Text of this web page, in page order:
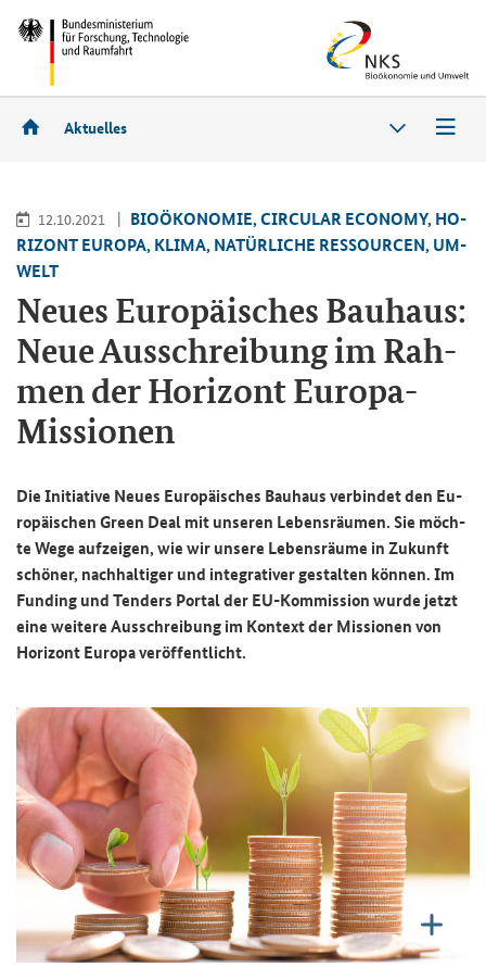
Aktuelles
12.10.2021
BIO­ÖKO­NO­MIE, CIR­CU­LAR ECO­NO­MY, HO­
RI­ZONT EU­RO­PA, KLIMA, NA­TÜR­LI­CHE RES­SOUR­CEN, UM­
WELT
Neues Eu­ro­päi­sches Bau­haus:
Neue Aus­schrei­bung im Rah­
men der Ho­ri­zont Europa-​
Missionen
Die In­itia­ti­ve Neues Eu­ro­päi­sches Bau­haus ver­bin­det den Eu­
ro­päi­schenGreen Dealmit un­se­ren Le­bens­räu­men. Sie möch­
te Wege auf­zei­gen, wie wir un­se­re Le­bens­räu­me in Zu­kunft
schö­ner, nach­hal­ti­ger und in­te­gra­ti­ver ge­stal­ten kön­nen. Im
Fun­ding und Ten­ders Por­tal der EU-​Kommission wurde jetzt
eine wei­te­re Aus­schrei­bung im Kon­text der Mis­sio­nen von
Ho­ri­zont Eu­ro­pa ver­öf­fent­licht.